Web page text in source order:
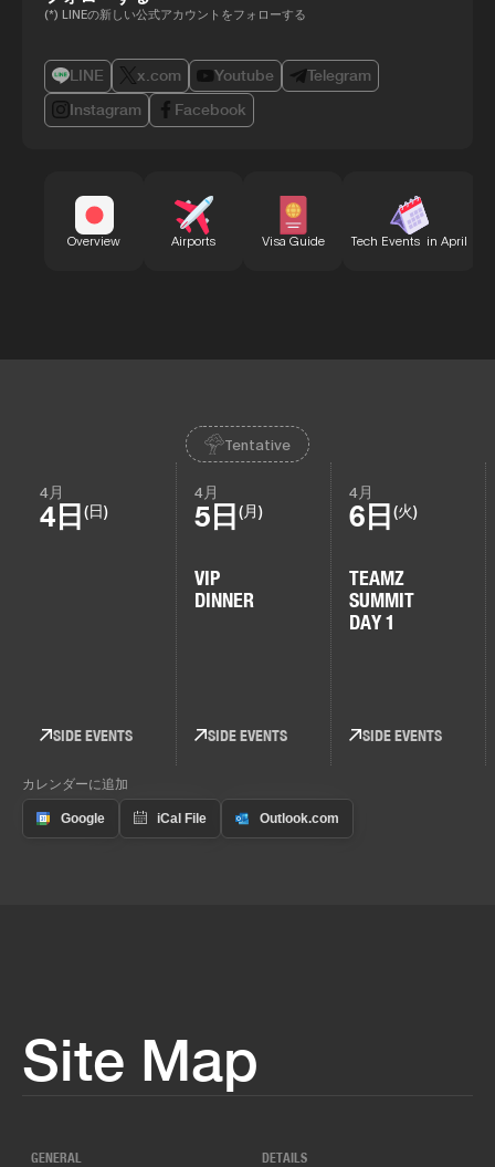
(*) LINEの新しい公式アカウントをフォローする
LINE x.com Youtube
Telegram
Instagram
Facebook
Overview Airports Visa Guide Tech Events in April
Tentative
4月
4日 (日)
SIDE EVENTS
4月
5日 (月)
VIP
DINNER
SIDE EVENTS
4月
6日 (火)
TEAMZ
SUMMIT
DAY 1
SIDE EVENTS
カレンダーに追加
Site Map
GENERAL DETAILS